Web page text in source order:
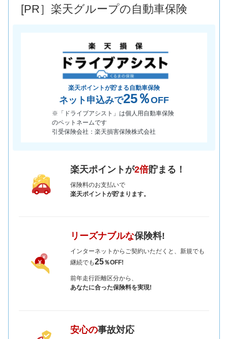
*当該価格は車種別の価格となります。
[PR］楽天グループの自動車保険
楽天ポイントが貯まる自動車保険
ネット申込みで25％OFF
※「ドライブアシスト」は個人用自動車保険
のペットネームです
引受保険会社：楽天損害保険株式会社
楽天ポイントが2倍貯まる！
保険料のお支払いで
楽天ポイントが貯まります。
リーズナブルな保険料!
インターネットからご契約いただくと、新規でも
継続でも25％OFF!
前年走行距離区分から、
あなたに合った保険料を実現!
安心の事故対応